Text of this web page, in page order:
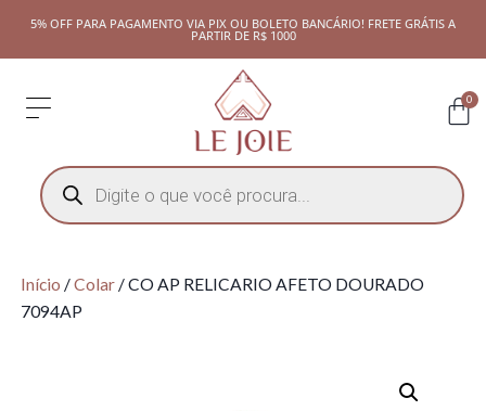
5% OFF PARA PAGAMENTO VIA PIX OU BOLETO BANCÁRIO! FRETE GRÁTIS A
PARTIR DE R$ 1000
0
Início /Colar/ CO AP RELICARIO AFETO DOURADO
7094AP